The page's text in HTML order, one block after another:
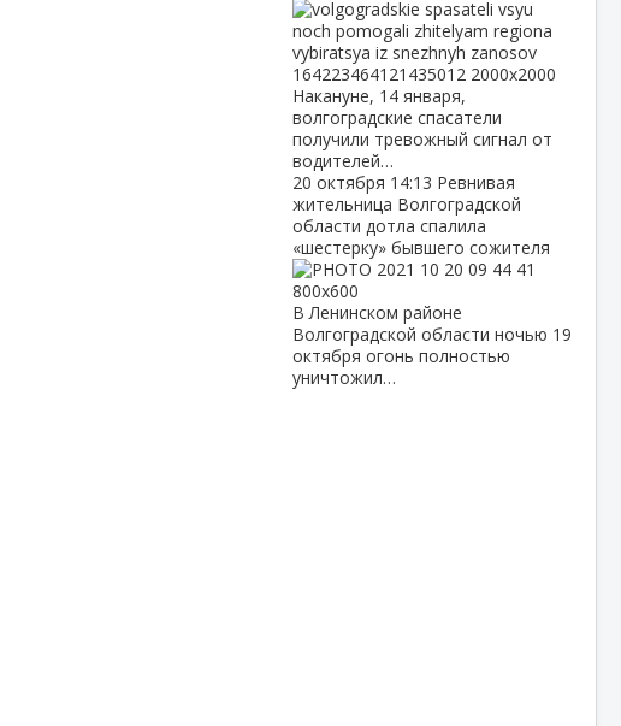
Накануне, 14 января,
волгоградские спасатели
получили тревожный сигнал от
водителей…
20 октября 14:13 Ревнивая
жительница Волгоградской
области дотла спалила
«шестерку» бывшего сожителя
В Ленинском районе
Волгоградской области ночью 19
октября огонь полностью
уничтожил…